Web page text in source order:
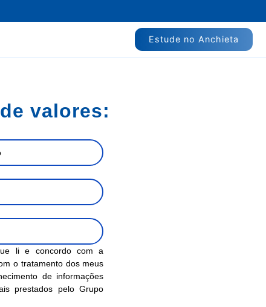
Estude no Anchieta
valores:
li e concordo com a
o tratamento dos meus
de informações
prestados pelo Grupo